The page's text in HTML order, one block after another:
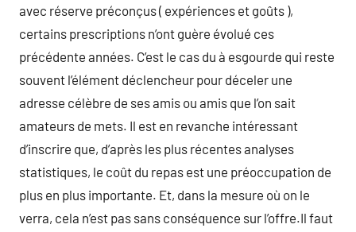
avec réserve préconçus ( expériences et goûts ),
certains prescriptions n’ont guère évolué ces
précédente années. C’est le cas du à esgourde qui reste
souvent l’élément déclencheur pour déceler une
adresse célèbre de ses amis ou amis que l’on sait
amateurs de mets. Il est en revanche intéressant
d’inscrire que, d’après les plus récentes analyses
statistiques, le coût du repas est une préoccupation de
plus en plus importante. Et, dans la mesure où on le
verra, cela n’est pas sans conséquence sur l’offre.Il faut